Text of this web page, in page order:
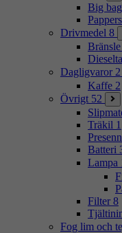
Big
Drivmedel 8
Bränsle
Dagligvaror 2
Kaffe 2
Övrigt 52
Träkil 1
Batteri
Lampa
Filter 8
Fog lim och